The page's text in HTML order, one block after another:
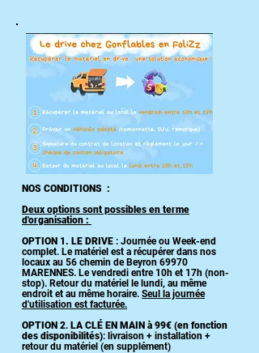
NOS CONDITIONS :
Deux options sont possibles en terme
d'organisation :
OPTION 1. LE DRIVE : Journée ou Week-end
complet. Le matériel est a récupérer dans nos
locaux au 56 chemin de Beyron 69970
MARENNES. Le vendredi entre 10h et 17h (non-
stop). Retour du matériel le lundi, au même
endroit et au même horaire. Seul la journée
d'utilisation est facturée.
OPTION 2. LA CLÉ EN MAIN à 99€ (en fonction
des disponibilités): livraison + installation +
retour du matériel (en supplément)